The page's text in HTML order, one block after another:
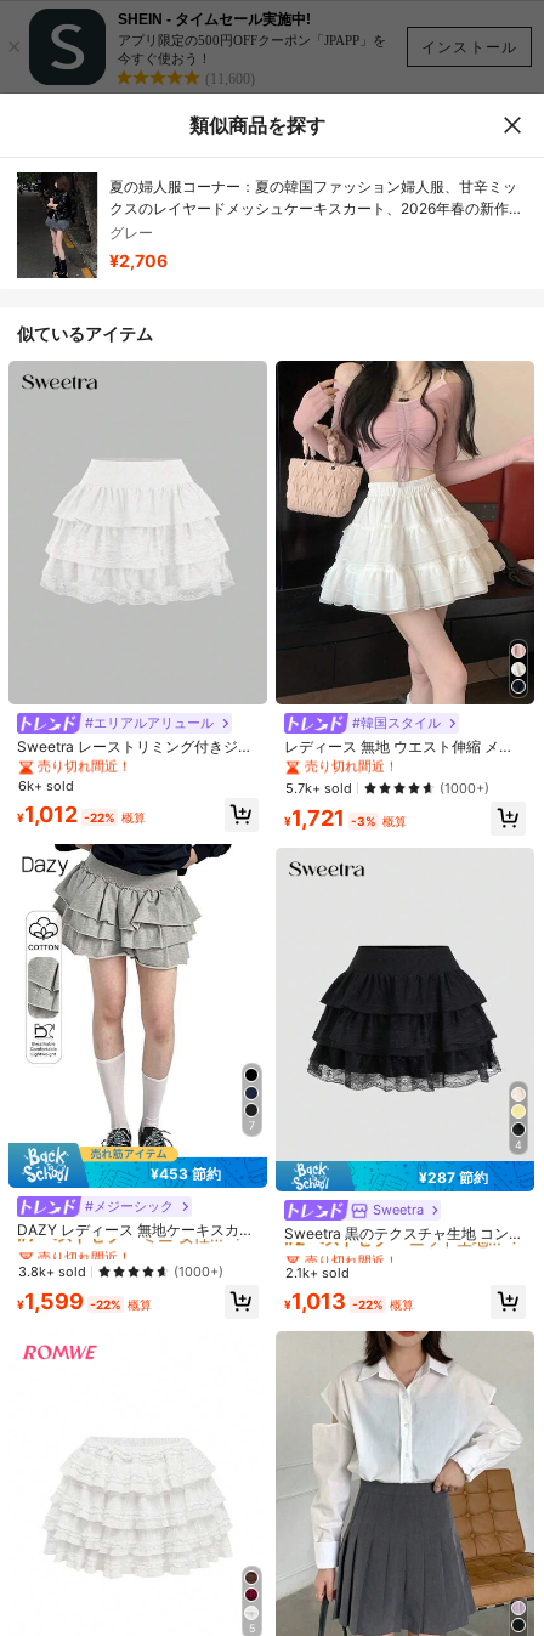
インストール
×
SHEIN - タイムセール実施中!
アプリ限定の500円OFFクーポン「JPAPP」を
今すぐ使おう！
(11,600)
2,706 -55% ¥5,954
期間限定値下げ
夏の婦人服コーナー：夏の韓国ファッション婦人服、甘辛ミック
スのレイヤードメッシュケーキスカート、2026年春の新作ハ
イウエストで優しい雰囲気の少女向けヒップハグミニスカー
ト
サイズ
サイズガイド
お探しのサイズがありませんか？ 教えてください
お届け先 Japan
送料無料
500 ポイント 付与遅延 お届け予定日:8月13日
返品無料
製品詳細
素材: ポリエステル
4.47 66 フォロワー
66 フォロワー
類似商品を探す
夏の婦人服コーナー：夏の韓国ファッション婦人服、甘辛ミッ
クスのレイヤードメッシュケーキスカート、2026年春の新作ハ
イウエストで優しい雰囲気の少女向けヒップハグミニスカート
グレー
¥2,706
似ているアイテム
#エリアルアリュール
Sweetra レーストリミング付きジャ
ガード生地 Y2Kレイヤード フレアー
ペプラムラッフルスカート、スリミ
#1 ベストセラー ニット生地 女性のスカート
売り切れ間近！
#1 ベストセラー ニット生地 女性のスカート
売り切れ間近！
#1 ベストセラー ニット生地 女性のスカート
売り切れ間近！
#1 ベストセラー
売り切れ間近！
6k+ sold
¥1,012 -22% 概算
7
¥453 節約
#メジーシック
DAZY レディース 無地ケーキスカー
ト セーフティショーツ付き ショート
丈 夏用 フリル スクール風
#7 ベストセラー ミニ 女性のスカート
売り切れ間近！
#7 ベストセラー ミニ 女性のスカート
売り切れ間近！
#7 ベストセラー ミニ 女性のスカート
売り切れ間近！
#7 ベストセラー ミニ 女性のスカート
売り切れ間近！
3.8k+ sold (1000+)
¥1,599 -22% 概算
5
#韓国スタイル
レディース 無地 ウエスト伸縮 メッ
シュパッチワーク レイヤードヘム カ
ジュアル スカート ホワイト 春
#1 ベストセラー 短い 女性のスカート
売り切れ間近！
#1 ベストセラー 短い 女性のスカート
売り切れ間近！
#1 ベストセラー 短い 女性のスカート
売り切れ間近！
#1 ベストセラー 短い 女性のスカート
売り切れ間近！
5.7k+ sold (1000+)
¥1,721 -3% 概算
4
¥287 節約
Sweetra
Sweetra 黒のテクスチャ生地 コント
ラストレーストリム スリミング Y2K
シルエット ペプラム フレアスカート
#2 ベストセラー ニット生地 女性のスカート
売り切れ間近！
#2 ベストセラー ニット生地 女性のスカート
売り切れ間近！
#2 ベストセラー ニット生地 女性のスカート
売り切れ間近！
#2 ベストセラー
売り切れ間近！
2.1k+ sold
¥1,013 -22% 概算